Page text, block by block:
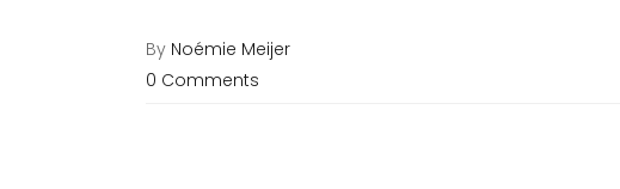
By Noémie Meijer
0 Comments